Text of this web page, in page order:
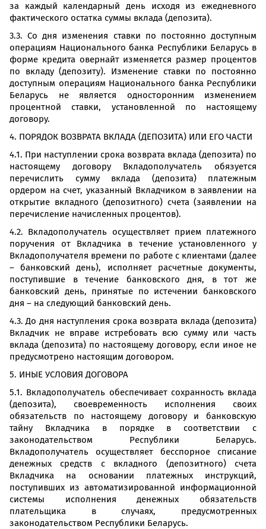
за каждый календарный день исходя из ежедневного
фактического остатка суммы вклада (депозита).
3.3. Со дня изменения ставки по постоянно доступным
операциям Национального банка Республики Беларусь в
форме кредита овернайт изменяется размер процентов
по вкладу (депозиту). Изменение ставки по постоянно
доступным операциям Национального банка Республики
Беларусь не является односторонним изменением
процентной ставки, установленной по настоящему
договору.
4. ПОРЯДОК ВОЗВРАТА ВКЛАДА (ДЕПОЗИТА) ИЛИ ЕГО ЧАСТИ
4.1. При наступлении срока возврата вклада (депозита) по
настоящему договору Вкладополучатель обязуется
перечислить сумму вклада (депозита) платежным
ордером на счет, указанный Вкладчиком в заявлении на
открытие вкладного (депозитного) счета (заявлении на
перечисление начисленных процентов).
4.2. Вкладополучатель осуществляет прием платежного
поручения от Вкладчика в течение установленного у
Вкладополучателя времени по работе с клиентами (далее
– банковский день), исполняет расчетные документы,
поступившие в течение банковского дня, в тот же
банковский день, принятые по истечении банковского
дня – на следующий банковский день.
4.3. До дня наступления срока возврата вклада (депозита)
Вкладчик не вправе истребовать всю сумму или часть
вклада (депозита) по настоящему договору, если иное не
предусмотрено настоящим договором.
5. ИНЫЕ УСЛОВИЯ ДОГОВОРА
5.1. Вкладополучатель обеспечивает сохранность вклада
(депозита), своевременность исполнения своих
обязательств по настоящему договору и банковскую
тайну Вкладчика в порядке в соответствии с
законодательством Республики Беларусь.
Вкладополучатель осуществляет бесспорное списание
денежных средств с вкладного (депозитного) счета
Вкладчика на основании платежных инструкций,
поступивших из автоматизированной информационной
системы исполнения денежных обязательств
плательщика в случаях, предусмотренных
законодательством Республики Беларусь.